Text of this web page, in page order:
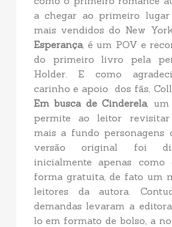
a chegar ao primeiro
mais vendidos do New
Esperança, é um POV e
do primeiro livro pela
Holder. E como
carinho e apoio dos fãs,
Em busca de Cinderela, um
permite ao leitor
mais a fundo personagens
versão original foi
inicialmente apenas
forma gratuita, de fato um
leitores da autora.
demandas levaram a
lo em formato de bolso, a